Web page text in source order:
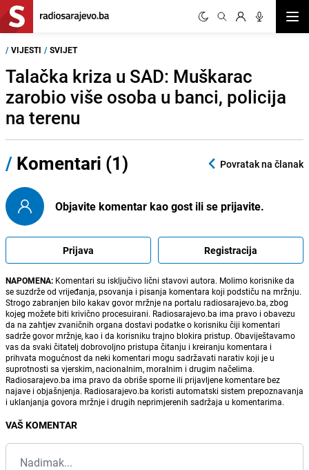
/ VIJESTI / SVIJET
Talačka kriza u SAD: Muškarac
zarobio više osoba u banci, policija
na terenu
/ Komentari (1) Povratak na članak
Objavite komentar kao gost ili se prijavite.
Prijava Registracija
NAPOMENA: Komentari su isključivo lični stavovi autora. Molimo korisnike da
se suzdrže od vrijeđanja, psovanja i pisanja komentara koji podstiču na mržnju.
Strogo zabranjen bilo kakav govor mržnje na portalu radiosarajevo.ba, zbog
kojeg možete biti krivično procesuirani. Radiosarajevo.ba ima pravo i obavezu
da na zahtjev zvaničnih organa dostavi podatke o korisniku čiji komentari
sadrže govor mržnje, kao i da korisniku trajno blokira pristup. Obaviještavamo
vas da svaki čitatelj dobrovoljno pristupa čitanju i kreiranju komentara i
prihvata mogućnost da neki komentari mogu sadržavati narativ koji je u
suprotnosti sa vjerskim, nacionalnim, moralnim i drugim načelima.
Radiosarajevo.ba ima pravo da obriše sporne ili prijavljene komentare bez
najave i objašnjenja. Radiosarajevo.ba koristi automatski sistem prepoznavanja
i uklanjanja govora mržnje i drugih neprimjerenih sadržaja u komentarima.
VAŠ KOMENTAR